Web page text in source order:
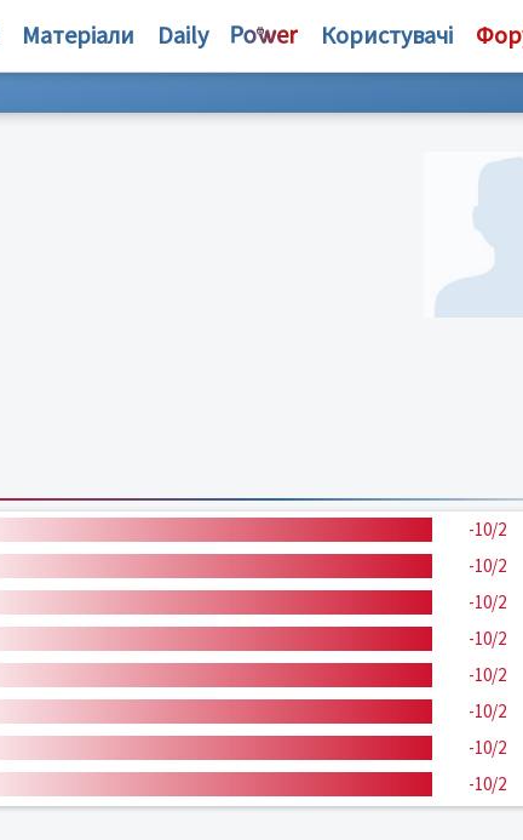
Матеріали Daily Користувачі
-10/2
-10/2
-10/2
-10/2
-10/2
-10/2
-10/2
-10/2